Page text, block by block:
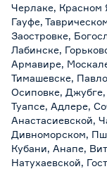
Черлаке, Красном
Гауфе,
Заостровке,
Лабинске,
Армавире,
Тимашевске,
Осиповке,
Туапсе, Адлере,
Анастасиевской,
Дивноморском,
Кубани, Анапе,
Натухаевской,